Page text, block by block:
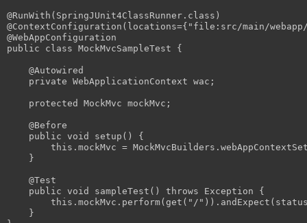
@RunWith ( SpringJUnit4ClassRunner . class )
@ContextConfiguration ( locations={ "file:src/main/
@WebAppConfiguration
public
class MockMvcSampleTest {
@Autowired
private WebApplicationContext wac ;
protected MockMvc mockMvc ;
@Before
public void setup ()
{
this . mockMvc = MockMvcBuilders .
}
@Test
public void sampleTest () throws Exception
{
this . mockMvc . perform( get ( "/" )). andExpect (
}